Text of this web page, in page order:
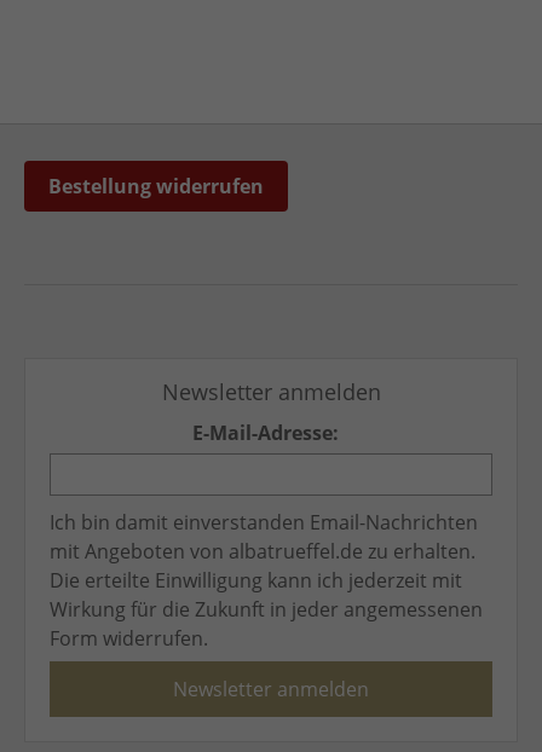
Bestellung widerrufen
Newsletter anmelden
E-Mail-Adresse:
Ich bin damit einverstanden Email-Nachrichten
mit Angeboten von albatrueffel.de zu erhalten.
Die erteilte Einwilligung kann ich jederzeit mit
Wirkung für die Zukunft in jeder angemessenen
Form widerrufen.